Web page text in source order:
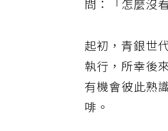
問：「怎麼沒
起初，青銀世
執行，所幸後
有機會彼此熟
啡。